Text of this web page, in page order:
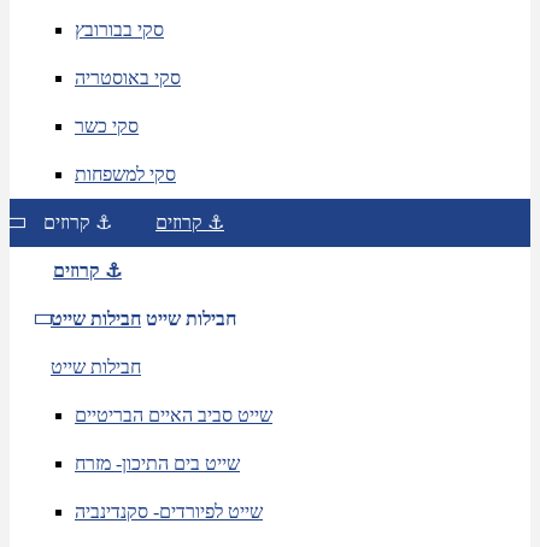
סקי בבורובץ
סקי באוסטריה
סקי כשר
סקי למשפחות
קרוזים ⚓ קרוזים ⚓
קרוזים ⚓
חבילות שייט חבילות שייט
חבילות שייט
שייט סביב האיים הבריטיים
שייט בים התיכון- מזרח
שייט לפיורדים- סקנדינביה